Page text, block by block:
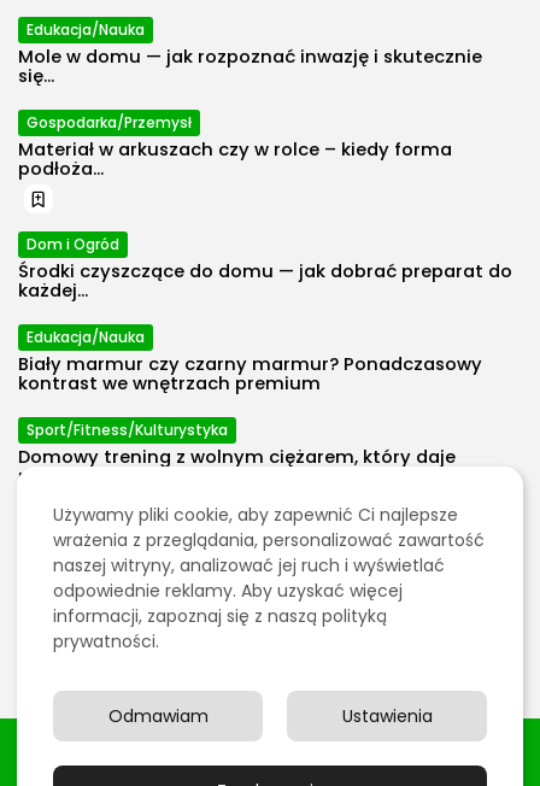
2026 Polecosystem - Wszelkie prawa
chronione są prawem autorskim.
Edukacja/Nauka
Mole w domu — jak rozpoznać inwazję i skutecznie
się...
Gospodarka/Przemysł
Materiał w arkuszach czy w rolce – kiedy forma
podłoża...
Dom i Ogród
Środki czyszczące do domu — jak dobrać preparat do
każdej...
Edukacja/Nauka
Biały marmur czy czarny marmur? Ponadczasowy
kontrast we wnętrzach premium
Sport/Fitness/Kulturystyka
Domowy trening z wolnym ciężarem, który daje
progres bez przeładowania...
Energetyka
Gaz w energetyce: pomost do neutralności czy
kosztowna ślepa uliczka?
Edukacja/Nauka
Dlaczego warto postawić na eurpalety w transporcie?
zawarte na stronie chronione są prawem autorskim.
Używamy pliki cookie, aby zapewnić Ci najlepsze
wrażenia z przeglądania, personalizować zawartość
naszej witryny, analizować jej ruch i wyświetlać
odpowiednie reklamy. Aby uzyskać więcej
informacji, zapoznaj się z naszą polityką
prywatności.
Ustawienia
Odmawiam